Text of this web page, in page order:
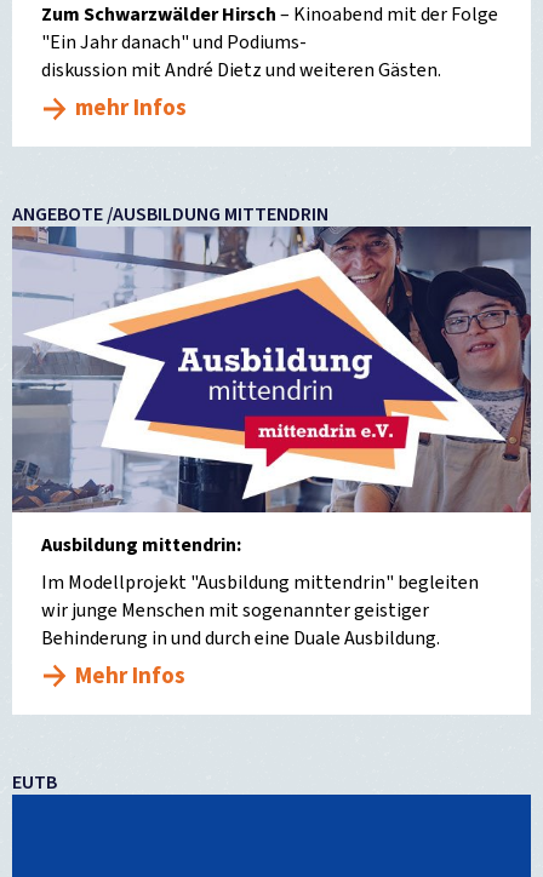
Zum Schwarzwälder Hirsch– Kinoabend mit der Folge
"Ein Jahr danach" und Podiums-
diskussion mit André Dietz und weiteren Gästen.
mehr Infos
ANGEBOTE /AUSBILDUNG MITTENDRIN
Ausbildung mittendrin:
Im Modellprojekt "Ausbildung mittendrin" begleiten
wir junge Menschen mit sogenannter geistiger
Behinderung in und durch eine Duale Ausbildung.
Mehr Infos
EUTB